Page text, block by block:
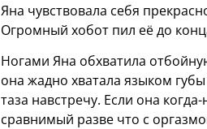
Яна чувствовала себя
Огромный хобот пил её до
Ногами Яна обхватила
она жадно хватала языком
таза навстречу. Если она
сравнимый разве что с